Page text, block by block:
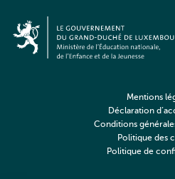
Mentions
Déclaration
Conditions
Politique des
Politique de